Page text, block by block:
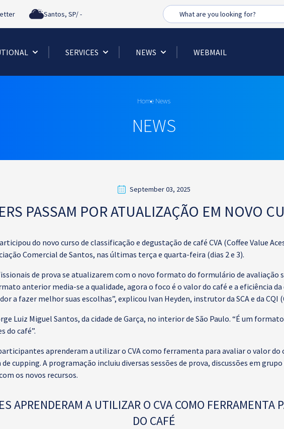
Santos, SP/- Busca
SERVICES NEWS WEBMAIL
Home News
NEWS
September 03, 2025
PASSAM POR ATUALIZAÇÃO EM NOVO
do novo curso de classificação e degustação de café CVA (Coffee Value
Comercial de Santos, nas últimas terça e quarta-feira (dias 2 e 3).
de prova se atualizarem com o novo formato do formulário de avaliação
anterior media-se a qualidade, agora o foco é o valor do café e a eficiência da
a fazer melhor suas escolhas”, explicou Ivan Heyden, instrutor da SCA e da
Luiz Miguel Santos, da cidade de Garça, no interior de São Paulo. “É um
do café”.
aprenderam a utilizar o CVA como ferramenta para avaliar o valor
cupping. A programação incluiu diversas sessões de prova, discussões em
os novos recursos.
APRENDERAM A UTILIZAR O CVA COMO FERRAMENTA
DO CAFÉ